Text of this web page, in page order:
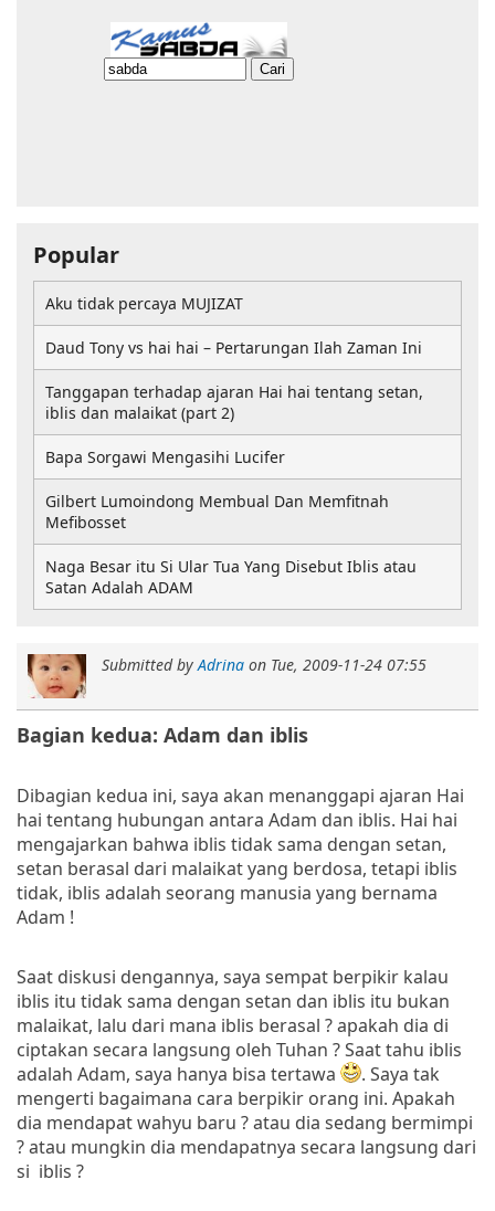
Submitted byAdrina on Tue, 2009-11-24 07:55
Bagian kedua: Adam dan iblis
Dibagian kedua ini, saya akan menanggapi ajaran Hai
hai tentang hubungan antara Adam dan iblis. Hai hai
mengajarkan bahwa iblis tidak sama dengan setan,
setan berasal dari malaikat yang berdosa, tetapi iblis
tidak, iblis adalah seorang manusia yang bernama
Adam !
Saat diskusi dengannya, saya sempat berpikir kalau
iblis itu tidak sama dengan setan dan iblis itu bukan
malaikat, lalu dari mana iblis berasal ? apakah dia di
ciptakan secara langsung oleh Tuhan ? Saat tahu iblis
adalah Adam, saya hanya bisa tertawa
. Saya tak
mengerti bagaimana cara berpikir orang ini. Apakah
dia mendapat wahyu baru ? atau dia sedang bermimpi
? atau mungkin dia mendapatnya secara langsung dari
si iblis ?
Popular
Aku tidak percaya MUJIZAT
Daud Tony vs hai hai – Pertarungan Ilah Zaman Ini
Tanggapan terhadap ajaran Hai hai tentang setan,
iblis dan malaikat (part 2)
Bapa Sorgawi Mengasihi Lucifer
Gilbert Lumoindong Membual Dan Memfitnah
Mefibosset
Naga Besar itu Si Ular Tua Yang Disebut Iblis atau
Satan Adalah ADAM